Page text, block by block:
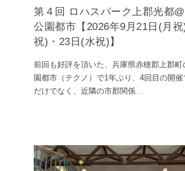
第４回 ロハスパーク上郡光都
公園都市【2026年9月21日(月
祝)・23日(水祝)】
前回も好評を頂いた、兵庫県赤穂郡上郡町
園都市（テクノ）で1年ぶり、4回目の開
だけでなく、近隣の市郡関係